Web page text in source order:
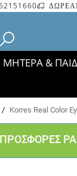
ΜΗΤΕΡΑ &
Bάσει ΦΕΚ
/ Korres Real Color
ΠΡΟΣΦΟΡΕΣ